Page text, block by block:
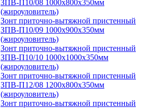
ЗПВ-П10/08 1000х800х350мм
(жироуловитель)
Зонт приточно-вытяжной пристенный
ЗПВ-П10/09 1000х900х350мм
(жироуловитель)
Зонт приточно-вытяжной пристенный
ЗПВ-П10/10 1000х1000х350мм
(жироуловитель)
Зонт приточно-вытяжной пристенный
ЗПВ-П12/08 1200х800х350мм
(жироуловитель)
Зонт приточно-вытяжной пристенный